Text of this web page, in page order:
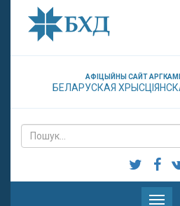
АФІЦЫЙНЫ САЙТ
БЕЛАРУСКАЯ